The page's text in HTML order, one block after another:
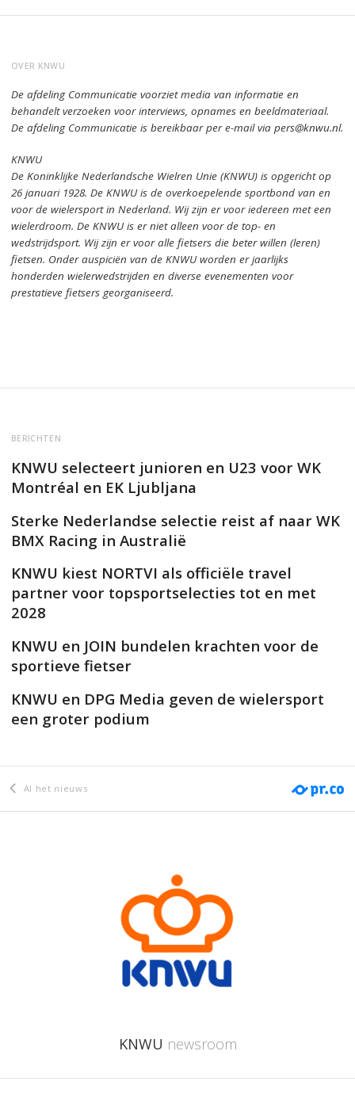
OVER KNWU
De afdeling Communicatie voorziet media van informatie en
behandelt verzoeken voor interviews, opnames en beeldmateriaal.
De afdeling Communicatie is bereikbaar per e-mail via pers@knwu.nl.
KNWU
De Koninklijke Nederlandsche Wielren Unie (KNWU) is opgericht op
26 januari 1928.De KNWU is de overkoepelende sportbond van en
voor de wielersport in Nederland. Wij zijn er voor iedereen met een
wielerdroom.De KNWU is er niet alleen voor de top- en
wedstrijdsport. Wij zijn ervoor alle fietsers die beter willen (leren)
fietsen. Onder auspiciën van de KNWU worden er jaarlijks
honderden wielerwedstrijden en diverse evenementen voor
prestatieve fietsers georganiseerd.
BERICHTEN
KNWU selecteert junioren en U23 voor WK
Montréal en EK Ljubljana
Sterke Nederlandse selectie reist af naar WK
BMX Racing in Australië
KNWU kiest NORTVI als officiële travel
partner voor topsportselecties tot en met
2028
KNWU en JOIN bundelen krachten voor de
sportieve fietser
KNWU en DPG Media geven de wielersport
een groter podium
Al het nieuws
KNWU newsroom